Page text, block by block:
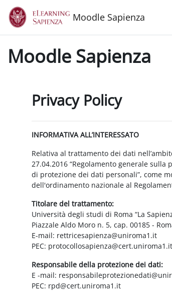
Vai al contenuto principale
Moodle Sapienza
Moodle Sapienza
Privacy Policy
INFORMATIVA ALL’INTERESSATO
Relativa al trattamento dei dati
27.04.2016 “Regolamento generale sulla
di protezione dei dati personali”, come
dell'ordinamento nazionale al
Titolare del trattamento:
Università degli studi di Roma “La
Piazzale Aldo Moro n. 5, cap. 00185 -
E-mail: rettricesapienza@uniroma1.it
PEC: protocollosapienza@cert.uniroma1.it
Responsabile della protezione dei dati:
E -mail:
PEC: rpd@cert.uniroma1.it